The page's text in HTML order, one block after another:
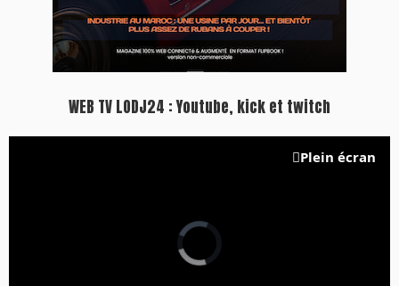
Plus d'informations sur cette page :
7 days santé & conso du 31-07-2026